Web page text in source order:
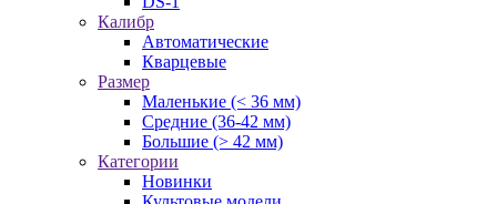
Калибр
Автоматические
Кварцевые
Размер
Маленькие (< 36 мм)
Средние (36-42 мм)
Большие (> 42 мм)
Категории
Новинки